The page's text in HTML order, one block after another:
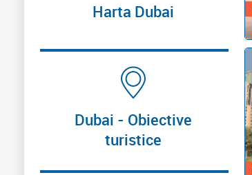
Harta Dubai
Dubai - Obiective
turistice